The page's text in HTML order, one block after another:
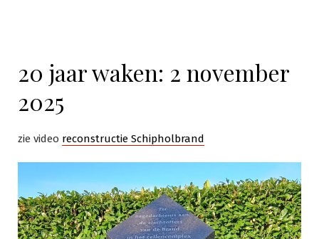
20 jaar waken: 2 november
2025
zie video reconstructie Schipholbrand